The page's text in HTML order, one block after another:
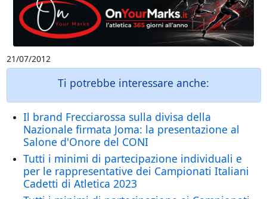
21/07/2012
Ti potrebbe interessare anche:
Il brand Frecciarossa sulla divisa della
Nazionale firmata Joma: la presentazione al
Salone d'Onore del CONI
Tutti i minimi di partecipazione individuali e
per le rappresentative dei Campionati Italiani
Cadetti di Atletica 2023